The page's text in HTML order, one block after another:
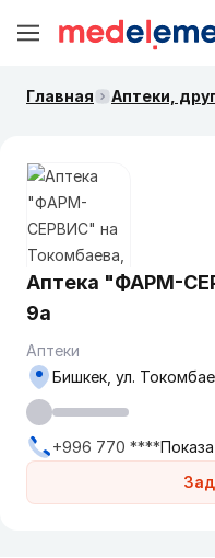
Главная Аптеки,
Аптека "ФАРМ-
9а
Аптеки
Бишкек, ул.
+996 770 ****